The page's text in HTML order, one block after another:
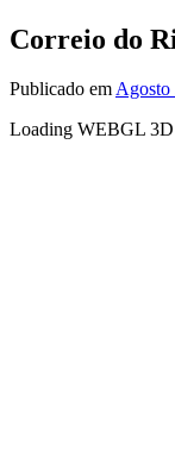
Correio do
Publicado emAgosto
Loading WEBGL